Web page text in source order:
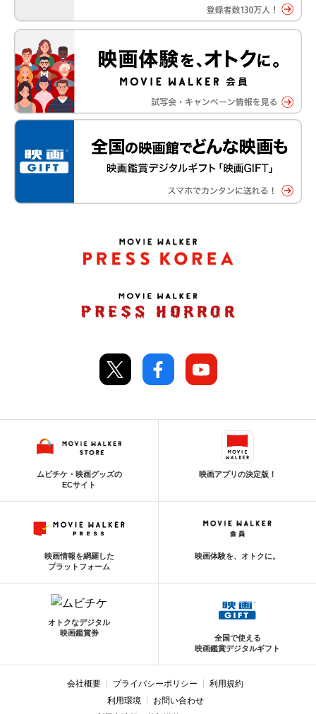
ムビチケ・映画グッズの
ECサイト
映画アプリの決定版！
映画情報を網羅した
プラットフォーム
映画体験を、オトクに。
オトクなデジタル
映画鑑賞券
全国で使える
映画鑑賞デジタルギフト
会社概要 プライバシーポリシー
利用規約
利用環境
お問い合わせ